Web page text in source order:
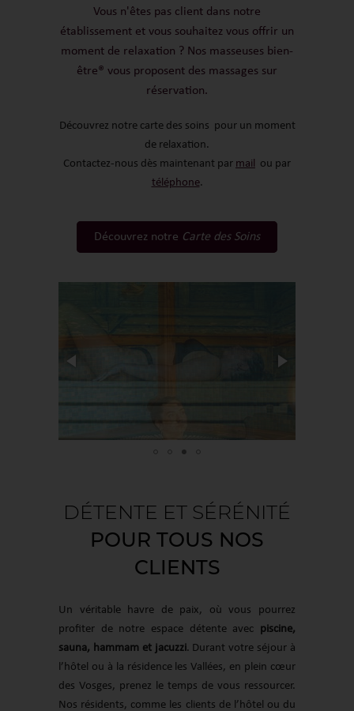
Vous n'êtes pas client dans notre
établissement et vous souhaitez vous offrir un
moment de relaxation ? Nos masseuses bien-
être® vous proposent des massages sur
réservation.
Découvrez notre carte des soins pour un moment
de relaxation.
Contactez-nous dès maintenant par mail ou par
téléphone.
Découvrez notre Carte des Soins
DÉTENTE ET SÉRÉNITÉ
POUR TOUS NOS
CLIENTS
Un véritable havre de paix, où vous pourrez
profiter de notre espace détente avec piscine,
sauna, hammam et jacuzzi. Durant votre séjour à
l’hôtel ou à la résidence les Vallées, en plein cœur
des Vosges, prenez le temps de vous ressourcer.
Nos résidents, comme les clients de l’hôtel ou du